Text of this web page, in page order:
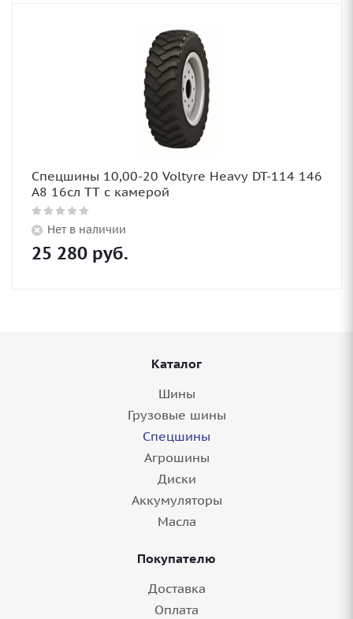
Спецшины 10,00-20 Voltyre Heavy DT-114 146
A8 16сл TT с камерой
Нет в наличии
25 280 руб.
Каталог
Шины
Грузовые шины
Спецшины
Агрошины
Диски
Аккумуляторы
Масла
Покупателю
Доставка
Оплата